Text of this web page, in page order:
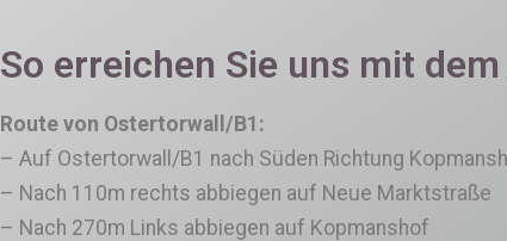
So erreichen Sie uns mit
Route von Ostertorwall/B1:
– Auf Ostertorwall/B1 nach Süden Richtung
– Nach 110m rechts abbiegen auf Neue Marktstraße
– Nach 270m Links abbiegen auf Kopmanshof